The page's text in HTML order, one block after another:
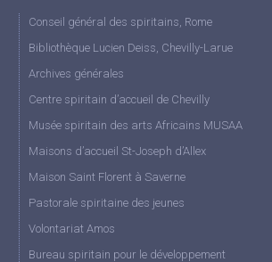
Conseil général des spiritains, Rome
Bibliothèque Lucien Deiss, Chevilly-Larue
Archives générales
Centre spiritain d’accueil de Chevilly
Musée spiritain des arts Africains MUSAA
Maisons d’accueil St-Joseph d’Allex
Maison Saint Florent à Saverne
Pastorale spiritaine des jeunes
Volontariat Amos
Bureau spiritain pour le développement